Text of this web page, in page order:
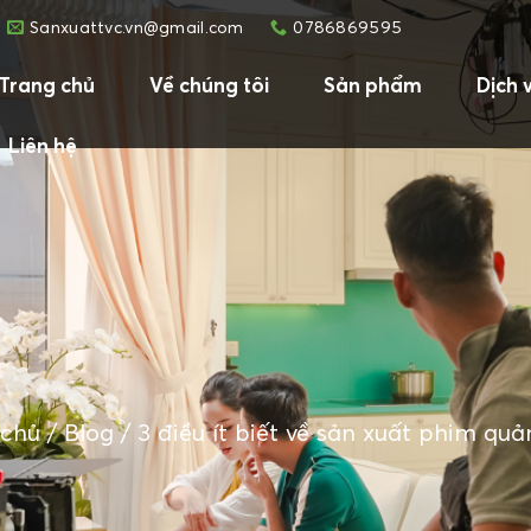
Sanxuattvc.vn@gmail.com 0786869595
Trang chủ Về chúng tôi Sản phẩm Dịch
Liên hệ
/Blog/ 3 điều ít biết về sản xuất phim